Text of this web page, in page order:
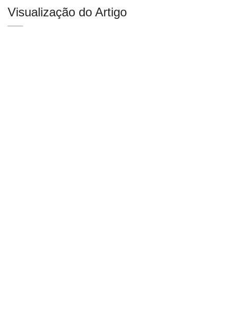
Visualização do Artigo